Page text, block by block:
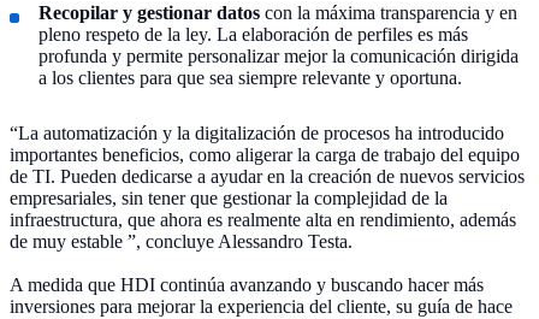
Recopilar y gestionar datos con la máxima transparencia y en
pleno respeto de la ley. La elaboración de perfiles es más
profunda y permite personalizar mejor la comunicación dirigida
a los clientes para que sea siempre relevante y oportuna.
“La automatización y la digitalización de procesos ha introducido
importantes beneficios, como aligerar la carga de trabajo del equipo
de TI. Pueden dedicarse a ayudar en la creación de nuevos servicios
empresariales, sin tener que gestionar la complejidad de la
infraestructura, que ahora es realmente alta en rendimiento, además
de muy estable ”, concluye Alessandro Testa.
A medida que HDI continúa avanzando y buscando hacer más
inversiones para mejorar la experiencia del cliente, su guía de hace